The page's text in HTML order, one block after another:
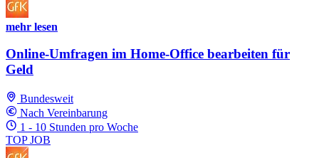
mehr lesen
Online-Umfragen im Home-Office bearbeiten für
Geld
Bundesweit
Nach Vereinbarung
1 - 10 Stunden pro Woche
TOP JOB